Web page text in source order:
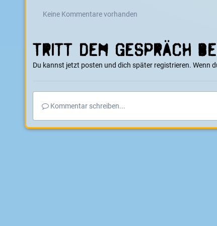
Keine Kommentare vorhanden
Tritt dem Gespräch
Du kannst jetzt posten und dich später registrieren. Wenn
Kommentar schreiben...